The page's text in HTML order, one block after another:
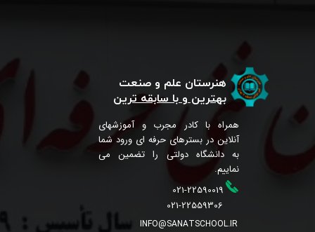
هنرستان علم و صنعت
بهترین و با سابقه ترین
همراه با کادر مجرب و آموزشهای
آنلاین در بسترهای حرفه ای ورود شما
به دانشگاه دولتی را تضمین می
نماییم.
021-22559306
INFO@SANATSCHOOL.IR
021-22590019